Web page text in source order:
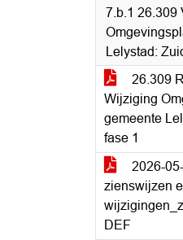
7.b.1 26.309
Lelystad:
26.309
Wijziging
gemeente
fase 1
2026-
zienswijzen
DEF